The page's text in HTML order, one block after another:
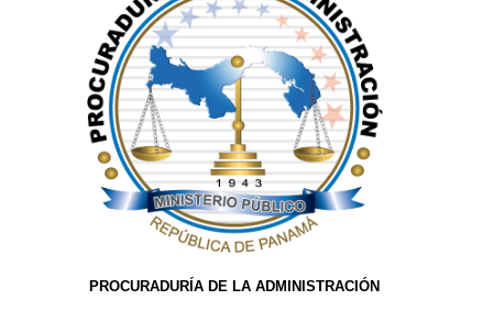
PROCURADURÍA DE LA ADMINISTRACIÓN